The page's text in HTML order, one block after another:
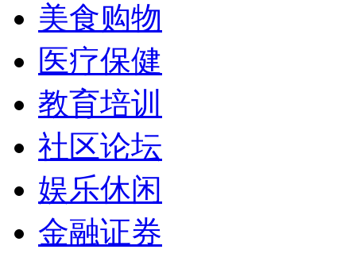
美食购物
医疗保健
教育培训
社区论坛
娱乐休闲
金融证券